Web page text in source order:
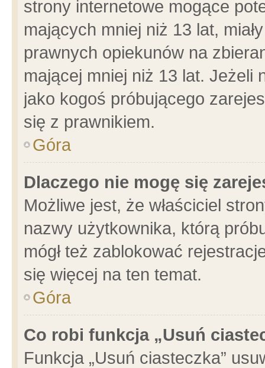
strony internetowe mogące
mających mniej niż 13 lat,
prawnych opiekunów na
mającej mniej niż 13 lat. Jeżeli
jako kogoś próbującego
się z prawnikiem.
Góra
Dlaczego nie mogę się
Możliwe jest, że właściciel
nazwy użytkownika, którą
mógł też zablokować
się więcej na ten temat.
Góra
Co robi funkcja „Usuń
Funkcja „Usuń ciasteczka”